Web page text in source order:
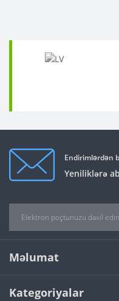
Endirimlərdən
Yeniliklərə
Məlumat
Kategoriyalar